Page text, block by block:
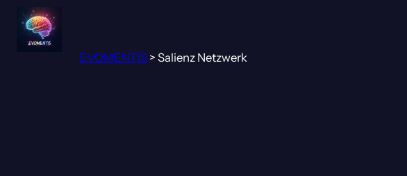
Zum
Inhalt
springen
EVOMENTIS > Salienz Netzwerk